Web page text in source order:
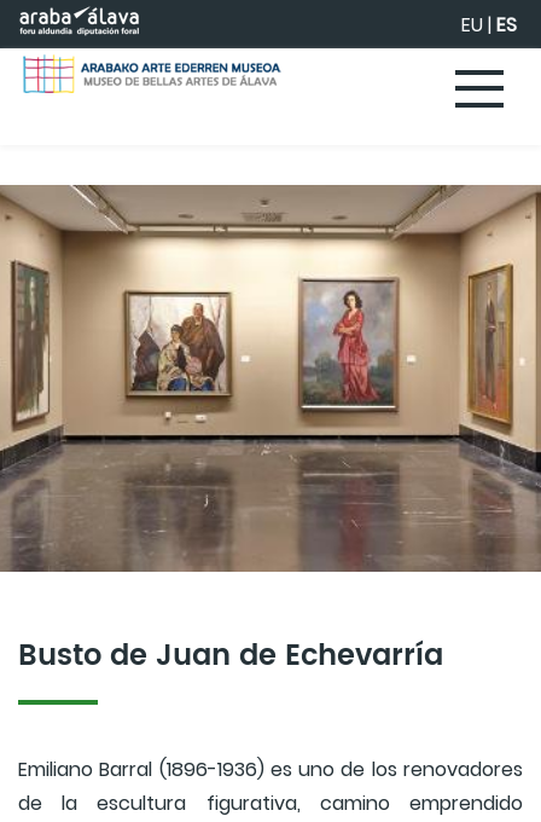
Saltar al contenido principal EU|ES
Busto de Juan de Echevarría
Emiliano Barral (1896-1936) es uno de los renovadores
de la escultura figurativa, camino emprendido